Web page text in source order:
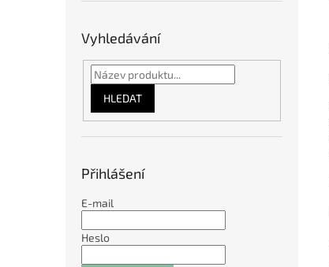
Vyhledávání
HLEDAT
Přihlášení
E-mail
Heslo